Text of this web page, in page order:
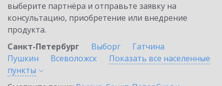
выберите партнёра и отправьте заявку на
консультацию, приобретение или внедрение
продукта.
Санкт-Петербург
Выборг
Гатчина
Пушкин
Всеволожск
Показать все населенные
пункты